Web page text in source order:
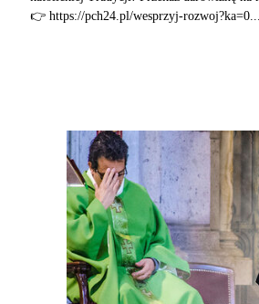
👉 https://pch24.pl/wesprzyj-rozwoj?ka=0...